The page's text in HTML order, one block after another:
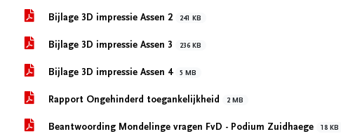
Bijlage 3D impressie Assen 2 241 KB
Bijlage 3D impressie Assen 3 236 KB
Bijlage 3D impressie Assen 4 5 MB
Rapport Ongehinderd toegankelijkheid 2 MB
Beantwoording Mondelinge vragen FvD - Podium Zuidhaege 18 KB